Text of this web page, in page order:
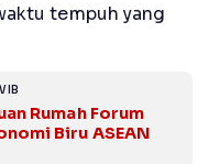
tempuh yang
Rumah Forum
Biru ASEAN